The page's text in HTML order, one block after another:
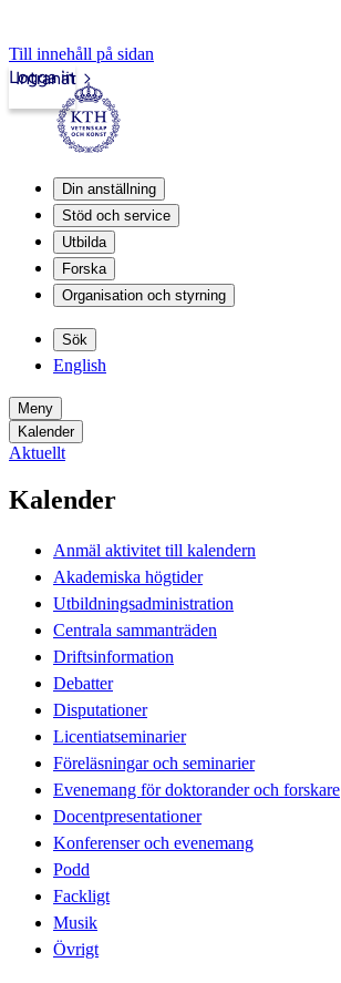
Till innehåll på sidan
Intranät
Logga in
Din anställning
Stöd och service
Utbilda
Forska
Organisation och styrning
Sök
English
Meny
Kalender
Aktuellt
Kalender
Anmäl aktivitet till kalendern
Akademiska högtider
Utbildningsadministration
Centrala sammanträden
Driftsinformation
Debatter
Disputationer
Licentiatseminarier
Föreläsningar och seminarier
Evenemang för doktorander och forskare
Docentpresentationer
Konferenser och evenemang
Podd
Fackligt
Musik
Övrigt